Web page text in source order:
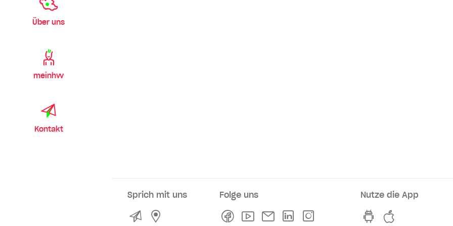
Über uns
meinhvv
Kontakt
Sprich mit uns
KontaktService- und Verkaufsstellen
Folge uns
FacebookYoutubeNewsletterLinkedln
Nutze die App
hvv switch App